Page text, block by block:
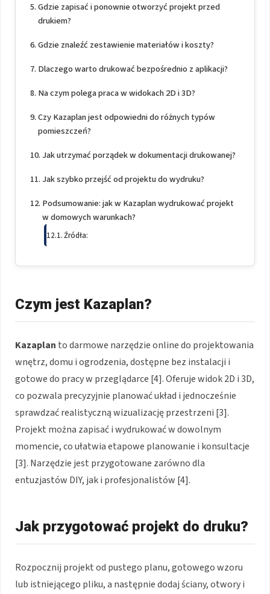
Gdzie zapisać i ponownie otworzyć projekt przed
drukiem?
Gdzie znaleźć zestawienie materiałów i koszty?
Dlaczego warto drukować bezpośrednio z aplikacji?
Na czym polega praca w widokach 2D i 3D?
Czy Kazaplan jest odpowiedni do różnych typów
pomieszczeń?
Jak utrzymać porządek w dokumentacji drukowanej?
Jak szybko przejść od projektu do wydruku?
Podsumowanie: jak w Kazaplan wydrukować projekt
w domowych warunkach?
Źródła:
Czym jest Kazaplan?
Kazaplan to darmowe narzędzie online do projektowania
wnętrz, domu i ogrodzenia, dostępne bez instalacji i
gotowe do pracy w przeglądarce [4]. Oferuje widok 2D i 3D,
co pozwala precyzyjnie planować układ i jednocześnie
sprawdzać realistyczną wizualizację przestrzeni [3].
Projekt można zapisać i wydrukować w dowolnym
momencie, co ułatwia etapowe planowanie i konsultacje
[3]. Narzędzie jest przygotowane zarówno dla
entuzjastów DIY, jak i profesjonalistów [4].
Jak przygotować projekt do druku?
Rozpocznij projekt od pustego planu, gotowego wzoru
lub istniejącego pliku, a następnie dodaj ściany, otwory i